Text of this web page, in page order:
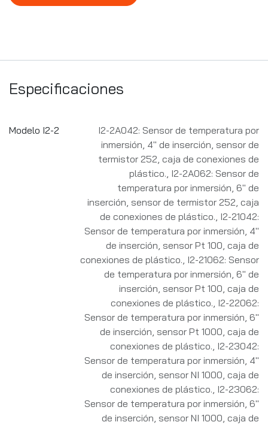
Especificaciones
Modelo I2-2
I2-2A042: Sensor de temperatura por
inmersión, 4" de inserción, sensor de
termistor 252, caja de conexiones de
plástico. I2-2A062: Sensor de
temperatura por inmersión, 6" de
inserción, sensor de termistor 252, caja
de conexiones de plástico. I2-21042:
Sensor de temperatura por inmersión, 4"
de inserción, sensor Pt 100, caja de
conexiones de plástico. I2-21062: Sensor
de temperatura por inmersión, 6" de
inserción, sensor Pt 100, caja de
conexiones de plástico. I2-22062:
Sensor de temperatura por inmersión, 6"
de inserción, sensor Pt 1000, caja de
conexiones de plástico. I2-23042:
Sensor de temperatura por inmersión, 4"
de inserción, sensor NI 1000, caja de
conexiones de plástico. I2-23062:
Sensor de temperatura por inmersión, 6"
de inserción, sensor NI 1000, caja de